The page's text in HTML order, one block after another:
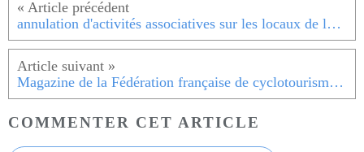
annulation d'activités associatives sur les locaux de la Ville de Bondy
Magazine de la Fédération française de cyclotourisme N° 700 - AVRIL 2020
COMMENTER CET ARTICLE